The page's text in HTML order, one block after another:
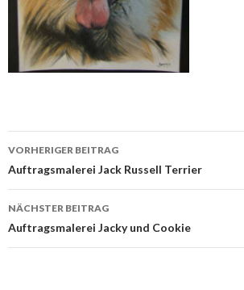
Beitrags-
Navigation
VORHERIGER BEITRAG
Auftragsmalerei Jack Russell Terrier
NÄCHSTER BEITRAG
Auftragsmalerei Jacky und Cookie